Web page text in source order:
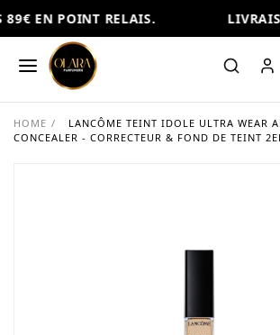
EN POINT RELAIS.
HOME /
LANCÔME TEINT IDOLE ULTRA WEAR
CONCEALER - CORRECTEUR & FOND DE TEINT